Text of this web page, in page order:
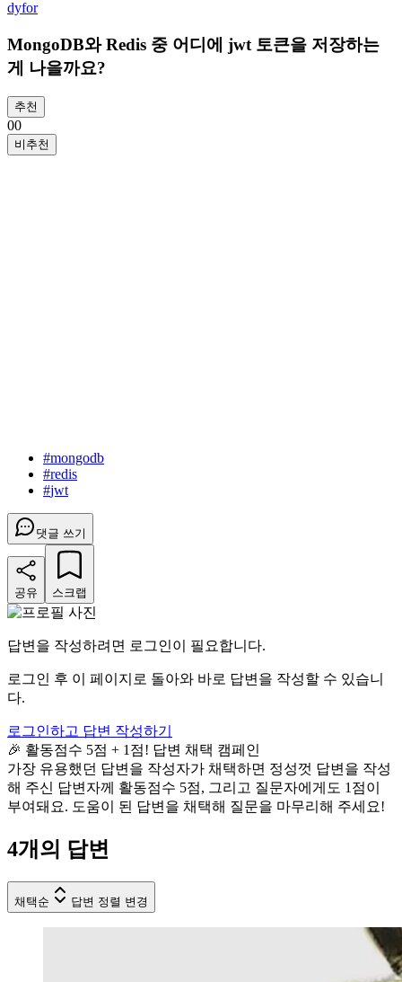
dyfor
MongoDB와 Redis 중 어디에 jwt 토큰을 저장하는
게 나을까요?
추천
00
비추천
#mongodb
#redis
#jwt
댓글 쓰기
공유 스크랩
답변을 작성하려면 로그인이 필요합니다.
로그인 후 이 페이지로 돌아와 바로 답변을 작성할 수 있습니
다.
로그인하고 답변 작성하기
🎉 활동점수 5점 + 1점! 답변 채택 캠페인
가장 유용했던 답변을 작성자가 채택하면 정성껏 답변을 작성
해 주신 답변자께 활동점수 5점, 그리고 질문자에게도 1점이
부여돼요. 도움이 된 답변을 채택해 질문을 마무리해 주세요!
4개의 답변
채택순 답변 정렬 변경